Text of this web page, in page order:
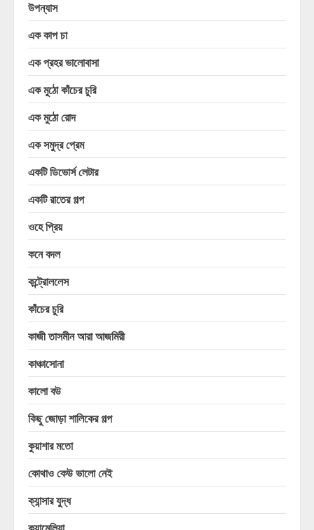
উপন্যাস
এক কাপ চা
এক প্রহর ভালোবাসা
এক মুঠো কাঁচের চুরি
এক মুঠো রোদ
এক সমুদ্র প্রেম
একটি ডিভোর্স লেটার
একটি রাতের গল্প
ওহে প্রিয়
কনে বদল
কন্ট্রোললেস
কাঁচের চুরি
কাজী তাসমীন আরা আজমিরী
কাঞ্চাসোনা
কালো বউ
কিছু জোড়া শালিকের গল্প
কুয়াশার মতো
কোথাও কেউ ভালো নেই
ক্যান্সার যুদ্ধ